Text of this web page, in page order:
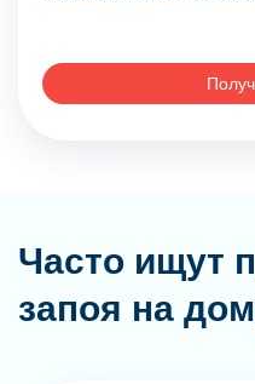
Часто ищут
запоя на